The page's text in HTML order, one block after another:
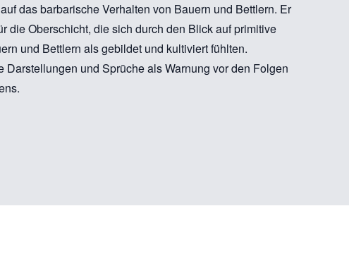
das barbarische Verhalten von Bauern und Bettlern. Er
die Oberschicht, die sich durch den Blick auf primitive
und Bettlern als gebildet und kultiviert fühlten.
Darstellungen und Sprüche als Warnung vor den Folgen